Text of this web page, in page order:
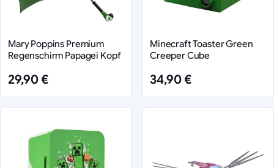
Mary Poppins Premium
Regenschirm Papagei Kopf
29,90 €
Minecraft Toaster Green
Creeper Cube
34,90 €